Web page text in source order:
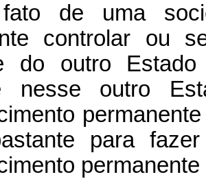
de uma
controlar ou
do outro
nesse outro
para